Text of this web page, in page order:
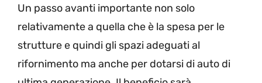
Un passo avanti importante non solo
relativamente a quella che è la spesa per le
strutture e quindi gli spazi adeguati al
rifornimento ma anche per dotarsi di auto di